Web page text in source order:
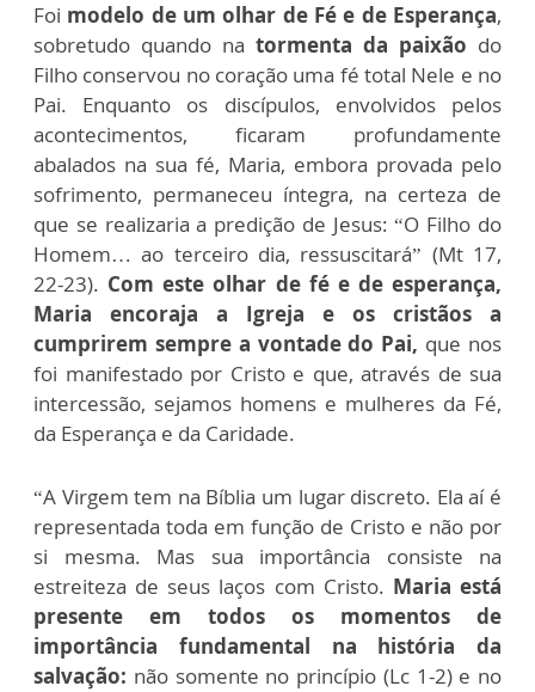
Foi modelo de um olhar de Fé e de Esperança,
sobretudo quando na tormenta da paixão do
Filho conservou no coração uma fé total Nele e no
Pai. Enquanto os discípulos, envolvidos pelos
acontecimentos, ficaram profundamente
abalados na sua fé, Maria, embora provada pelo
sofrimento, permaneceu íntegra, na certeza de
que se realizaria a predição de Jesus: “O Filho do
Homem… ao terceiro dia, ressuscitará” (Mt 17,
22-23). Com este olhar de fé e de esperança,
Maria encoraja a Igreja e os cristãos a
cumprirem sempre a vontade do Pai, que nos
foi manifestado por Cristo e que, através de sua
intercessão, sejamos homens e mulheres da Fé,
da Esperança e da Caridade.
“A Virgem tem na Bíblia um lugar discreto. Ela aí é
representada toda em função de Cristo e não por
si mesma. Mas sua importância consiste na
estreiteza de seus laços com Cristo. Maria está
presente em todos os momentos de
importância fundamental na história da
salvação: não somente no princípio (Lc 1-2) e no